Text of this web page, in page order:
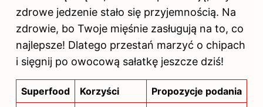
zdrowe jedzenie stało się przyjemnością. Na
zdrowie, bo Twoje mięśnie zasługują na to, co
najlepsze! Dlatego przestań marzyć o chipach
i sięgnij po owocową sałatkę jeszcze dziś!
Superfood Korzyści Propozycje podania